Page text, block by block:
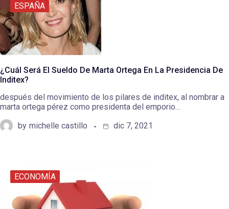
ESPAÑA
¿Cuál Será El Sueldo De Marta Ortega En La Presidencia De
Inditex?
después del movimiento de los pilares de inditex, al nombrar a
marta ortega pérez como presidenta del emporio…
by michelle castillo dic 7, 2021
ECONOMÍA